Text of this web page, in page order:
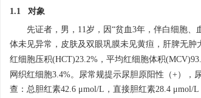
1.1 对象
先证者，男，11岁，因“贫血3年，伴白细胞
体未见异常，皮肤及双眼巩膜未见黄疸，肝脾无肿
红细胞压积(HCT)23.2%，平均红细胞体积
网织红细胞3.4%。尿常规提示尿胆原阳性（+），
查：总胆红素42.6 μmol/L，直接胆红素28.4